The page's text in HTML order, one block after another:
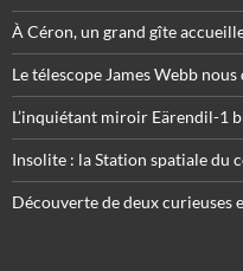
À Céron, un grand gîte
Le télescope James Webb
L’inquiétant miroir Eärendil-1
Insolite : la Station spatiale du
Découverte de deux curieuses